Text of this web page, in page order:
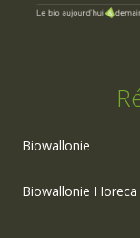
Biowallonie
Biowallonie Horeca